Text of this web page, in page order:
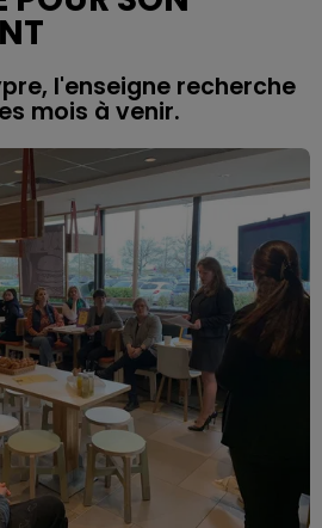
l'enseigne recherche
mois à venir.